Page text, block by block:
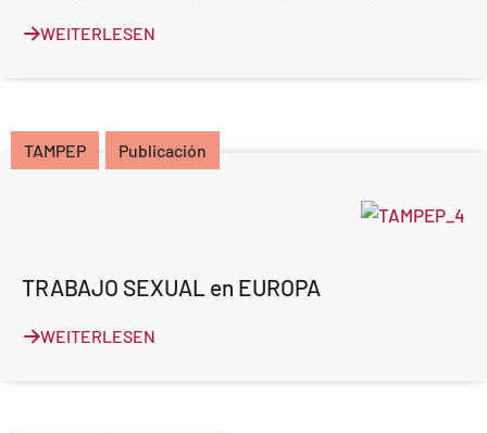
WEITERLESEN
TAMPEP Publicación
TRABAJO SEXUAL en EUROPA
WEITERLESEN